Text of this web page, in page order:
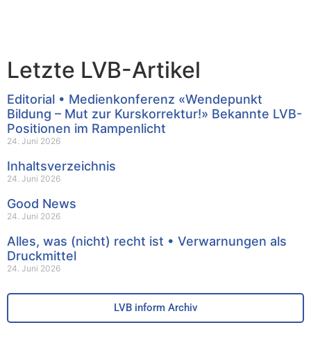
Letzte LVB-Artikel
Editorial • Medienkonferenz «Wendepunkt
Bildung – Mut zur Kurskorrektur!» Bekannte LVB-
Positionen im Rampenlicht
24. Juni 2026
Inhaltsverzeichnis
24. Juni 2026
Good News
24. Juni 2026
Alles, was (nicht) recht ist • Verwarnungen als
Druckmittel
24. Juni 2026
LVB inform Archiv